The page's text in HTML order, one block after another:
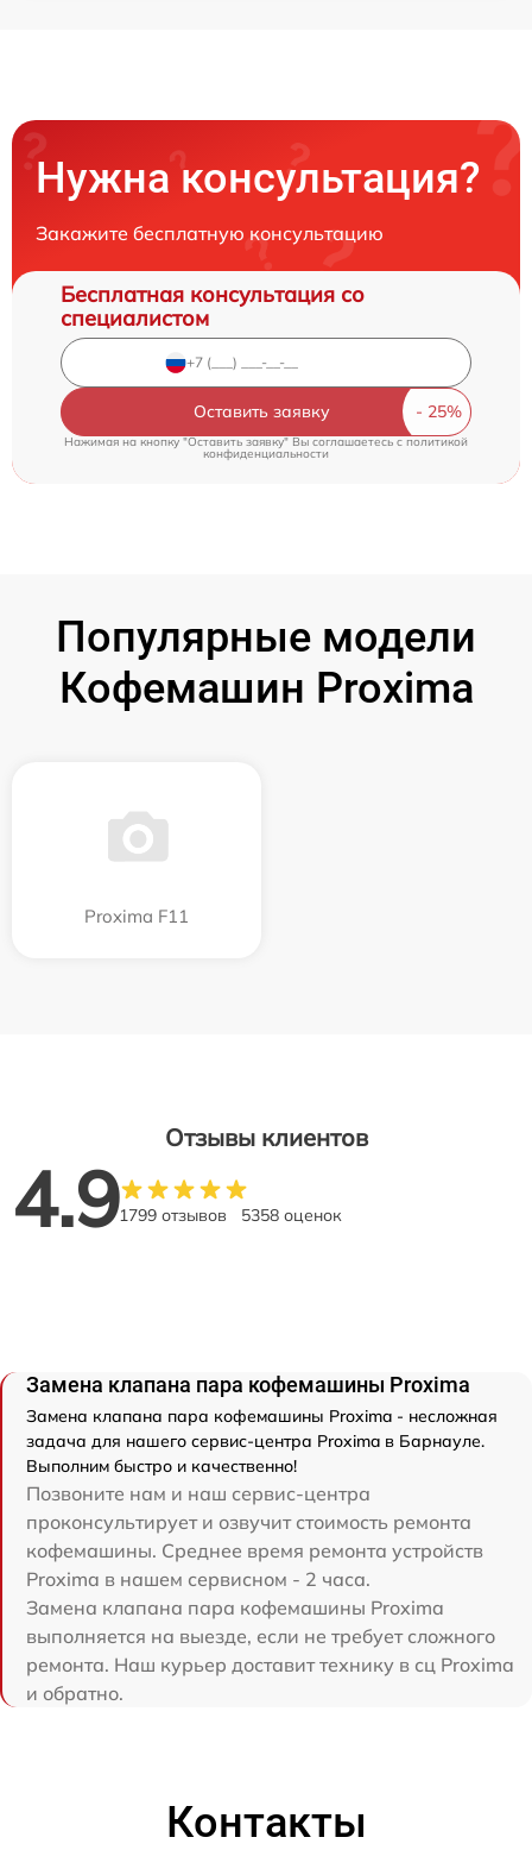
Нужна консультация?
Закажите бесплатную консультацию
Бесплатная консультация со
специалистом
Оставить заявку
Нажимая на кнопку "Оставить заявку" Вы соглашаетесь cполитикой
конфиденциальности
Популярные модели
Кофемашин Proxima
Proxima F11
Отзывы клиентов
4.91799 отзывов 5358 оценок
Замена клапана пара кофемашины Proxima
Замена клапана пара кофемашины Proxima - несложная
задача для нашего сервис-центра Proxima в Барнауле.
Выполним быстро и качественно!
Позвоните нам и наш сервис-центра
проконсультирует и озвучит стоимость ремонта
кофемашины. Среднее время ремонта устройств
Proxima в нашем сервисном - 2 часа.
Замена клапана пара кофемашины Proxima
выполняется на выезде, если не требует сложного
ремонта. Наш курьер доставит технику в сц Proxima
и обратно.
Контакты